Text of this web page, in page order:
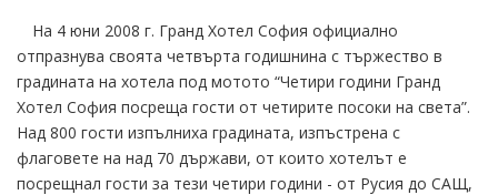
На 4 юни 2008 г. Гранд Хотел София официално
отпразнува своята четвърта годишнина с тържество в
градината на хотела под мотото “Четири години Гранд
Хотел София посреща гости от четирите посоки на света”.
Над 800 гости изпълниха градината, изпъстрена с
флаговете на над 70 държави, от които хотелът е
посрещнал гости за тези четири години - от Русия до САЩ,